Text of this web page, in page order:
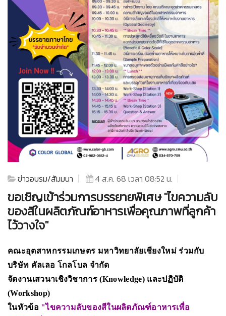
ข่าวอบรม/สัมมนา 4 ส.ค. 68 เวลา 08:52 น.
ขอเชิญเข้าร่วมการบรรยายพิเศษ "ไขความลับ
ของสีในผลิตภัณฑ์อาหารเพื่อคุณภาพที่ลูกค้า
ไว้วางใจ"
คณะอุตสาหกรรมเกษตร มหาวิทยาลัยเชียงใหม่ร่วมกับ
บริษัท คัลเลอ โกลโบล จำกัด
จัดงานเสวนาเชิงวิชาการ (Knowledge) และปฏิบัติ
(Workshop)
ในหัวข้อ "ไขความลับของสีในผลิตภัณฑ์อาหารเพื่อ